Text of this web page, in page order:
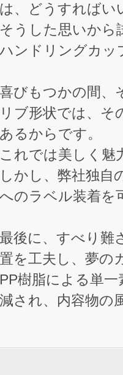
は、どうすればい
そうした思いから
ハンドリングカッ
喜びもつかの間、
リブ形状では、そ
あるからです。
これでは美しく魅
しかし、弊社独自
へのラベル装着を
最後に、すべり難
置を工夫し、夢の
PP樹脂による単
減され、内容物の